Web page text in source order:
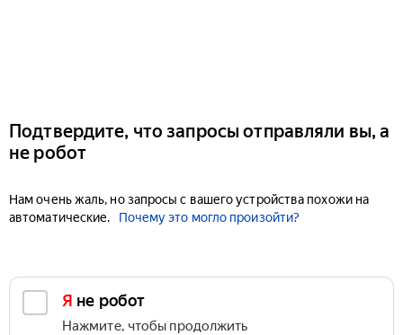
Подтвердите, что запросы отправляли вы, а
не робот
Нам очень жаль, но запросы с вашего устройства похожи на
автоматические.
Почему это могло произойти?
Я не робот
Нажмите, чтобы продолжить